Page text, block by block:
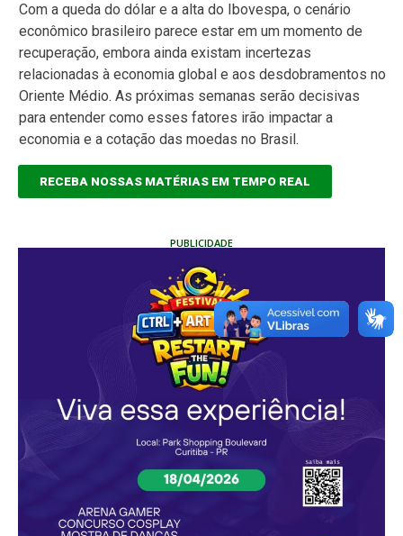
Com a queda do dólar e a alta do Ibovespa, o cenário
econômico brasileiro parece estar em um momento de
recuperação, embora ainda existam incertezas
relacionadas à economia global e aos desdobramentos no
Oriente Médio. As próximas semanas serão decisivas
para entender como esses fatores irão impactar a
economia e a cotação das moedas no Brasil.
RECEBA NOSSAS MATÉRIAS EM TEMPO REAL
PUBLICIDADE